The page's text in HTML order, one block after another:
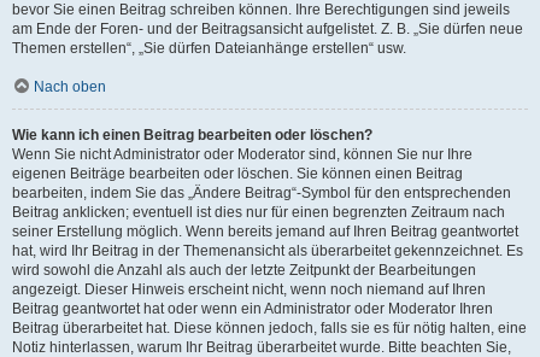
bevor Sie einen Beitrag schreiben können. Ihre Berechtigungen sind jeweils
am Ende der Foren- und der Beitragsansicht aufgelistet. Z. B. „Sie dürfen neue
Themen erstellen“, „Sie dürfen Dateianhänge erstellen“ usw.
Nach oben
Wie kann ich einen Beitrag bearbeiten oder löschen?
Wenn Sie nicht Administrator oder Moderator sind, können Sie nur Ihre
eigenen Beiträge bearbeiten oder löschen. Sie können einen Beitrag
bearbeiten, indem Sie das „Ändere Beitrag“-Symbol für den entsprechenden
Beitrag anklicken; eventuell ist dies nur für einen begrenzten Zeitraum nach
seiner Erstellung möglich. Wenn bereits jemand auf Ihren Beitrag geantwortet
hat, wird Ihr Beitrag in der Themenansicht als überarbeitet gekennzeichnet. Es
wird sowohl die Anzahl als auch der letzte Zeitpunkt der Bearbeitungen
angezeigt. Dieser Hinweis erscheint nicht, wenn noch niemand auf Ihren
Beitrag geantwortet hat oder wenn ein Administrator oder Moderator Ihren
Beitrag überarbeitet hat. Diese können jedoch, falls sie es für nötig halten, eine
Notiz hinterlassen, warum Ihr Beitrag überarbeitet wurde. Bitte beachten Sie,